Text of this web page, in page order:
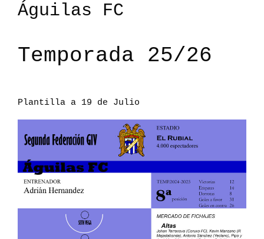
Águilas FC
Temporada 25/26
Plantilla a 19 de Julio